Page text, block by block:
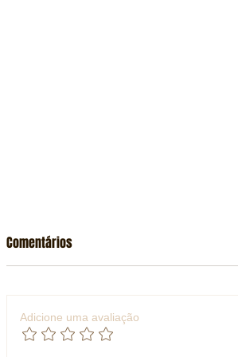
Comentários
Adicione uma avaliação